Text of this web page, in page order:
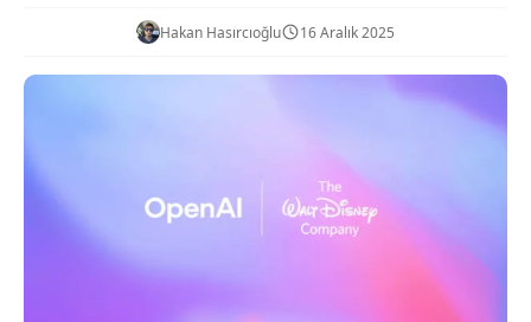
Hakan Hasırcıoğlu 16 Aralık 2025